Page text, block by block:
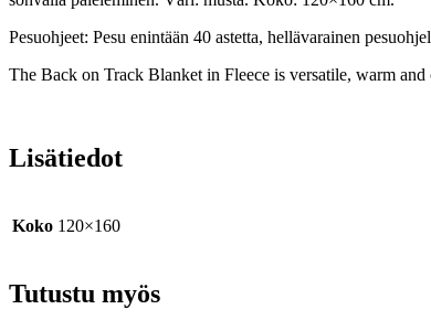
Pesuohjeet: Pesu enintään 40 astetta, hellävarainen
The Back on Track Blanket in Fleece is versatile, warm
Lisätiedot
Koko 120×160
Tutustu myös